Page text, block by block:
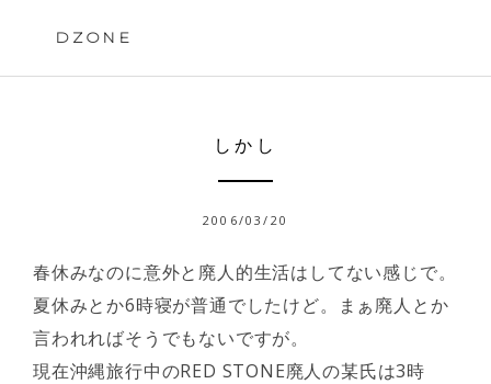
DZONE
しかし
2006/03/20
春休みなのに意外と廃人的生活はしてない感じで。
夏休みとか6時寝が普通でしたけど。まぁ廃人とか
言われればそうでもないですが。
現在沖縄旅行中のRED STONE廃人の某氏は3時